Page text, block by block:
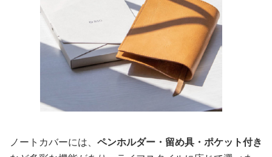
ノートカバーには、 ペンホルダー・留め具・ポケット付き